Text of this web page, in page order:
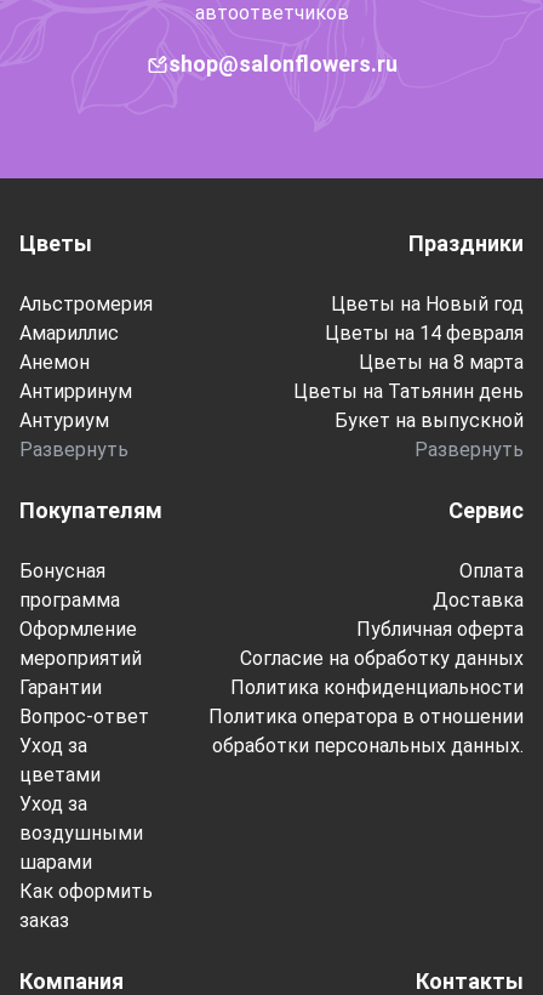
автоответчиков
shop@salonflowers.ru
Компания
Покупателям
Бонусная
программа
Оформление
мероприятий
Гарантии
Вопрос-ответ
Уход за
цветами
Уход за
воздушными
шарами
Как оформить
заказ
Сервис
Оплата
Доставка
Публичная оферта
Согласие на обработку данных
Политика конфиденциальности
Политика оператора в отношении
обработки персональных данных.
Цветы
Альстромерия
Амариллис
Анемон
Антирринум
Антуриум
Развернуть
Праздники
Цветы на Новый год
Цветы на 14 февраля
Цветы на 8 марта
Цветы на Татьянин день
Букет на выпускной
Развернуть
Контакты